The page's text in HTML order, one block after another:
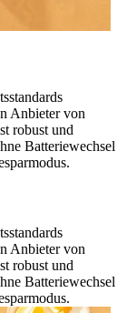
Anbieter von
robust und
Batteriewechsel
Anbieter von
robust und
Batteriewechsel